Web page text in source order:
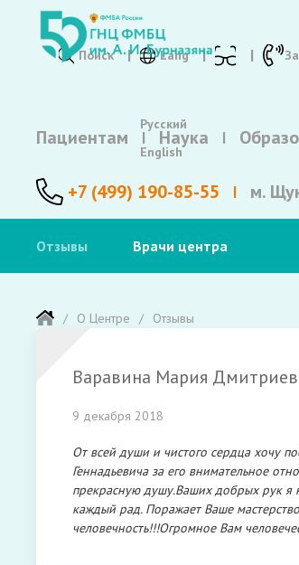
Поиск Lang
Русский
English
Пациентам Наука
+7 (499) 190-85-55 м.
Отзывы Врачи центра
О Центре Отзывы
Варавина Мария
9 декабря 2018
От всей души и чистого сердца хочу
Геннадьевича за его внимательное
прекрасную душу.Ваших добрых рук я
каждый рад. Поражает Ваше
человечность!!!Огромное Вам